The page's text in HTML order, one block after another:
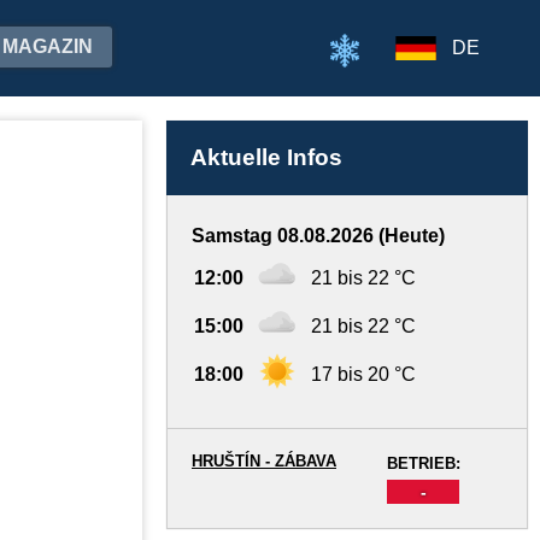
MAGAZIN DE
Aktuelle Infos
Samstag 08.08.2026 (Heute)
12:00 21 bis 22 °C
15:00 21 bis 22 °C
18:00 17 bis 20 °C
BETRIEB:
-
HRUŠTÍN - ZÁBAVA